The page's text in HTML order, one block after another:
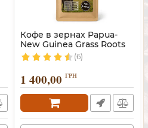
Кофе в зернах Papua-
New Guinea Grass Roots
(6)
1 400,00 ГРН